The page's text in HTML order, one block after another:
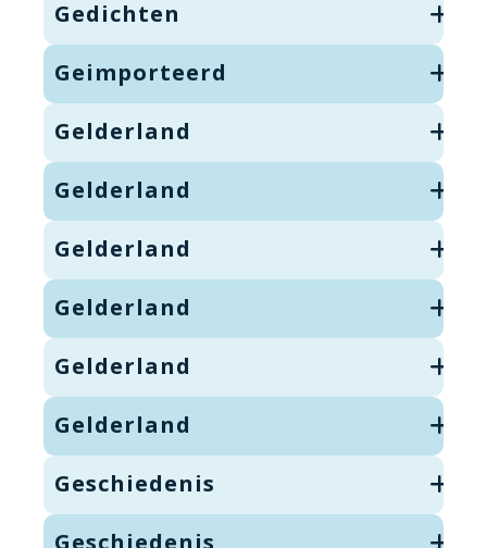
Gedichten
Geimporteerd
Gelderland
Gelderland
Gelderland
Gelderland
Gelderland
Gelderland
Geschiedenis
Geschiedenis